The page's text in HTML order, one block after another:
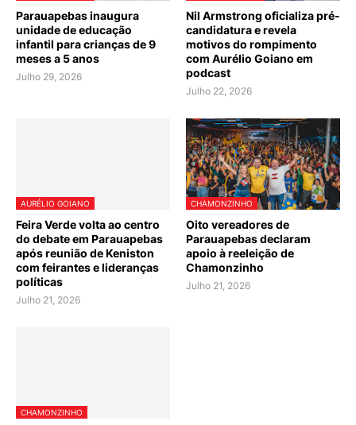
Parauapebas inaugura
unidade de educação
infantil para crianças de 9
meses a 5 anos
Julho 29, 2026
Nil Armstrong oficializa pré-
candidatura e revela
motivos do rompimento
com Aurélio Goiano em
podcast
Julho 22, 2026
AURÉLIO GOIANO
Feira Verde volta ao centro
do debate em Parauapebas
após reunião de Keniston
com feirantes e lideranças
políticas
Julho 21, 2026
CHAMONZINHO
Oito vereadores de
Parauapebas declaram
apoio à reeleição de
Chamonzinho
Julho 21, 2026
CHAMONZINHO